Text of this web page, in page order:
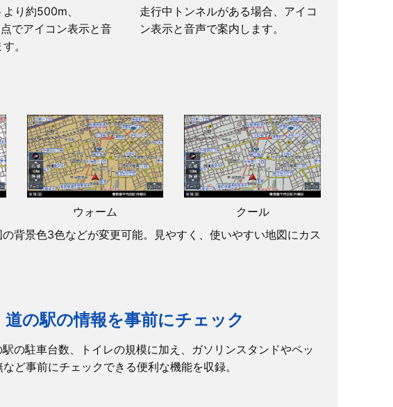
り約500m、
でアイコン表示と音
。
走行中トンネルがある場合、アイコ
ン表示と音声で案内します。
ウォーム
クール
背景色3色などが変更可能。見やすく、使いやすい地図にカス
の駅の情報を事前にチェック
の駐車台数、トイレの規模に加え、ガソリンスタンドやペッ
など事前にチェックできる便利な機能を収録。